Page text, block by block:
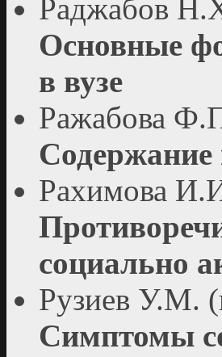
Раджабов
Основные
в вузе
Ражабова
Содержание
Рахимова
социально
Рузиев У.М.
Симптомы